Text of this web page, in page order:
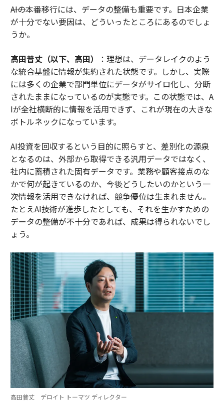
――AIの本番移行には、データの整備も重要です。日本企業
が十分でない要因は、どういったところにあるのでしょ
うか。
高田普丈（以下、高田）
：理想は、データレイクのよう
な統合基盤に情報が集約された状態です。しかし、実際
には多くの企業で部門単位にデータがサイロ化し、分断
されたままになっているのが実態です。この状態では、A
Iが全社横断的に情報を活用できず、これが現在の大きな
ボトルネックになっています。
AI投資を回収するという目的に照らすと、差別化の源泉
となるのは、外部から取得できる汎用データではなく、
社内に蓄積された固有データです。業務や顧客接点のな
かで何が起きているのか、今後どうしたいのかという一
次情報を活用できなければ、競争優位は生まれません。
たとえAI技術が進歩したとしても、それを生かすための
データの整備が不十分であれば、成果は得られないでし
ょう。
高田普丈 デロイト トーマツ ディレクター